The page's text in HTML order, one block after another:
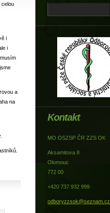
celou
i
i
a
na
Kontakt
MO OSZSP ČR ZZS OK
Aksamitova 8
Olomouc
772 00
+420 737 932 999
odboryzzsok@seznam.cz